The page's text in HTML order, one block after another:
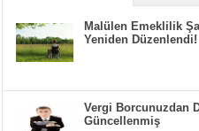
Malülen Emeklilik
Yeniden Düzenlendi!
Vergi Borcunuzdan
Güncellenmiş